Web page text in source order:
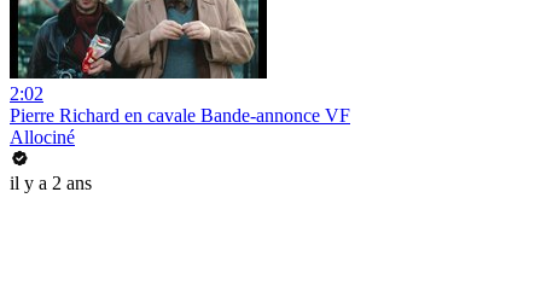
2:02
Pierre Richard en cavale Bande-annonce VF
Allociné
il y a 2 ans